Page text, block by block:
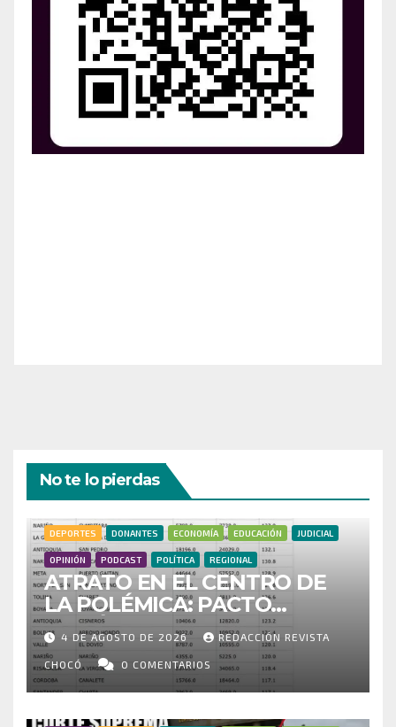
No te lo pierdas
DEPORTES DONANTES ECONOMÍA EDUCACIÓN JUDICIAL
OPINIÓN PODCAST POLÍTICA REGIONAL
ATRATO EN EL CENTRO DE
LA POLÉMICA: PACTO
HISTÓRICO CUESTIONA
CENSO ELECTORAL Y PIDE
INVESTIGAR PRESUNTO
FRAUDE
4 DE AGOSTO DE 2026 REDACCIÓN REVISTA
CHOCÓ 0 COMENTARIOS